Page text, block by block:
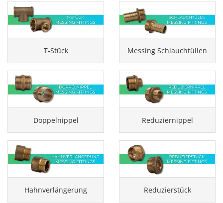
T-Stück Messing Schlauchtüllen
Doppelnippel Reduziernippel
Hahnverlängerung Reduzierstück